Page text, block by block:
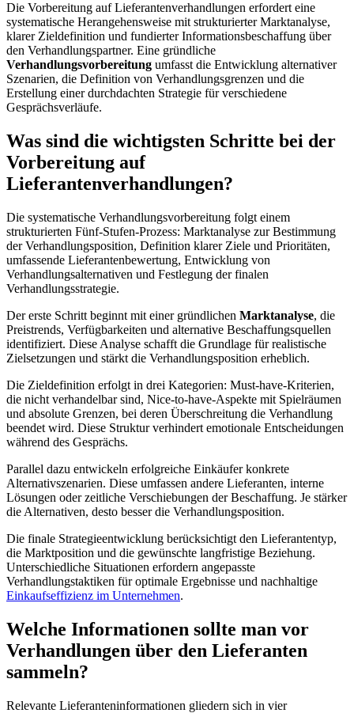
Die Vorbereitung auf Lieferantenverhandlungen erfordert eine
systematische Herangehensweise mit strukturierter Marktanalyse,
klarer Zieldefinition und fundierter Informationsbeschaffung über
den Verhandlungspartner. Eine gründliche
Verhandlungsvorbereitung umfasst die Entwicklung alternativer
Szenarien, die Definition von Verhandlungsgrenzen und die
Erstellung einer durchdachten Strategie für verschiedene
Gesprächsverläufe.
Was sind die wichtigsten Schritte bei der
Vorbereitung auf
Lieferantenverhandlungen?
Die systematische Verhandlungsvorbereitung folgt einem
strukturierten Fünf-Stufen-Prozess: Marktanalyse zur Bestimmung
der Verhandlungsposition, Definition klarer Ziele und Prioritäten,
umfassende Lieferantenbewertung, Entwicklung von
Verhandlungsalternativen und Festlegung der finalen
Verhandlungsstrategie.
Der erste Schritt beginnt mit einer gründlichen Marktanalyse, die
Preistrends, Verfügbarkeiten und alternative Beschaffungsquellen
identifiziert. Diese Analyse schafft die Grundlage für realistische
Zielsetzungen und stärkt die Verhandlungsposition erheblich.
Die Zieldefinition erfolgt in drei Kategorien: Must-have-Kriterien,
die nicht verhandelbar sind, Nice-to-have-Aspekte mit Spielräumen
und absolute Grenzen, bei deren Überschreitung die Verhandlung
beendet wird. Diese Struktur verhindert emotionale Entscheidungen
während des Gesprächs.
Parallel dazu entwickeln erfolgreiche Einkäufer konkrete
Alternativszenarien. Diese umfassen andere Lieferanten, interne
Lösungen oder zeitliche Verschiebungen der Beschaffung. Je stärker
die Alternativen, desto besser die Verhandlungsposition.
Die finale Strategieentwicklung berücksichtigt den Lieferantentyp,
die Marktposition und die gewünschte langfristige Beziehung.
Unterschiedliche Situationen erfordern angepasste
Verhandlungstaktiken für optimale Ergebnisse und nachhaltige
Einkaufseffizienz im Unternehmen.
Welche Informationen sollte man vor
Verhandlungen über den Lieferanten
sammeln?
Relevante Lieferanteninformationen gliedern sich in vier